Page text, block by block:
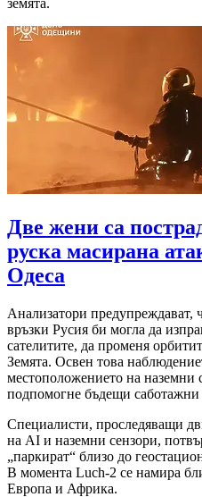
Две жени са
руска масирана
Одеса
Анализатори предупреждават,
връзки Русия би могла да
сателитите, да променя
Земята. Освен това
местоположението на наземни
подпомогне бъдещи саботажни
Специалисти, проследяващи
на AI и наземни сензори,
„паркират“ близо до
В момента Luch-2 се намира
Европа и Африка.